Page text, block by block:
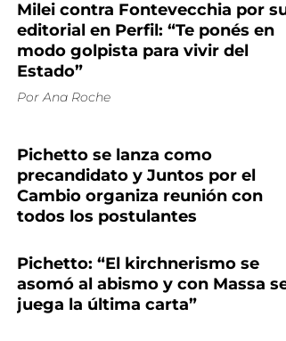
Milei contra Fontevecchia por
editorial en Perfil: “Te ponés en
modo golpista para vivir del
Estado”
Por Ana Roche
Pichetto se lanza como
precandidato y Juntos por el
Cambio organiza reunión con
todos los postulantes
Pichetto: “El kirchnerismo se
asomó al abismo y con Massa
juega la última carta”